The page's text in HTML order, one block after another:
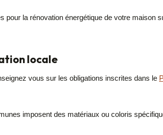
pour la rénovation énergétique de votre maison
locale
vous sur les obligations inscrites dans le
imposent des matériaux ou coloris